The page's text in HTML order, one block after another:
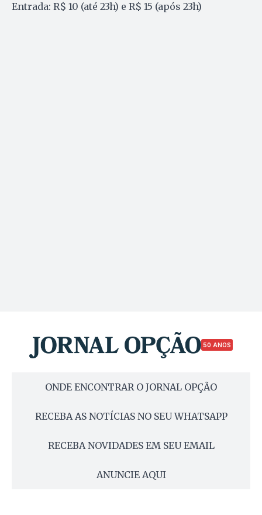
Entrada: R$ 10 (até 23h) e R$ 15 (após 23h)
50 ANOS
ONDE ENCONTRAR O JORNAL OPÇÃO
RECEBA AS NOTÍCIAS NO SEU WHATSAPP
RECEBA NOVIDADES EM SEU EMAIL
ANUNCIE AQUI